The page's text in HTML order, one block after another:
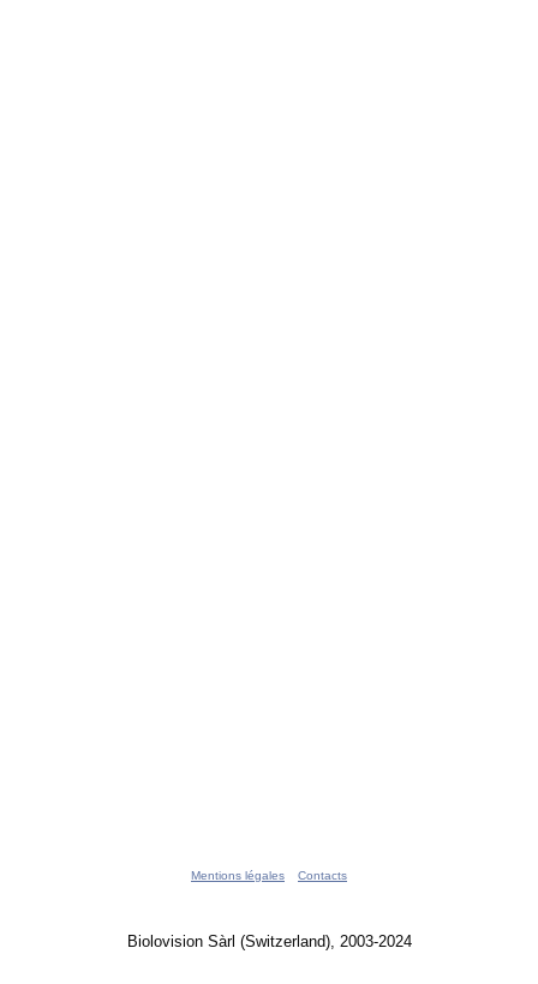
Mentions légales Contacts
Biolovision Sàrl (Switzerland), 2003-2024